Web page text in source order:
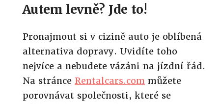
Autem levně? Jde to!
Pronajmout si v cizině auto je oblíbená
alternativa dopravy. Uvidíte toho
nejvíce a nebudete vázáni na jízdní řád.
Na stránce Rentalcars.com můžete
porovnávat společnosti, které se